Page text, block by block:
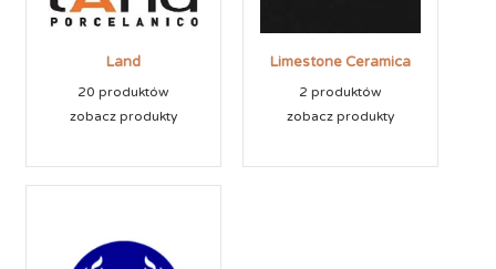
Land
20 produktów
zobacz produkty
Limestone Ceramica
2 produktów
zobacz produkty